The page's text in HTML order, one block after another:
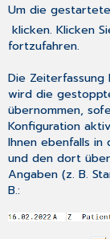
Um die
klicken. Klicken
fortzufahren.
Die
wird die
übernommen,
Konfiguration
Ihnen ebenfalls
und den dort
Angaben (z. B.
B.: